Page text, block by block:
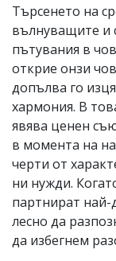
отговорност
тях!
Ако
откриете
обиден
за
вас
коментар,
сигнализирайте
ни!
Търсенето на
вълнуващите и
пътувания в
открие онзи
допълва го
хармония. В
явява ценен
в момента на
черти от
ни нужди.
партнират
лесно да
да избегнем